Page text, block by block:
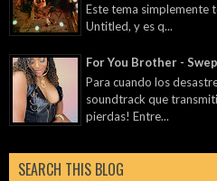
Este tema simplemente
Untitled, y es q...
For You Brother -
Para cuando los
soundtrack que
pierdas! Entre...
SEARCH THIS BLOG